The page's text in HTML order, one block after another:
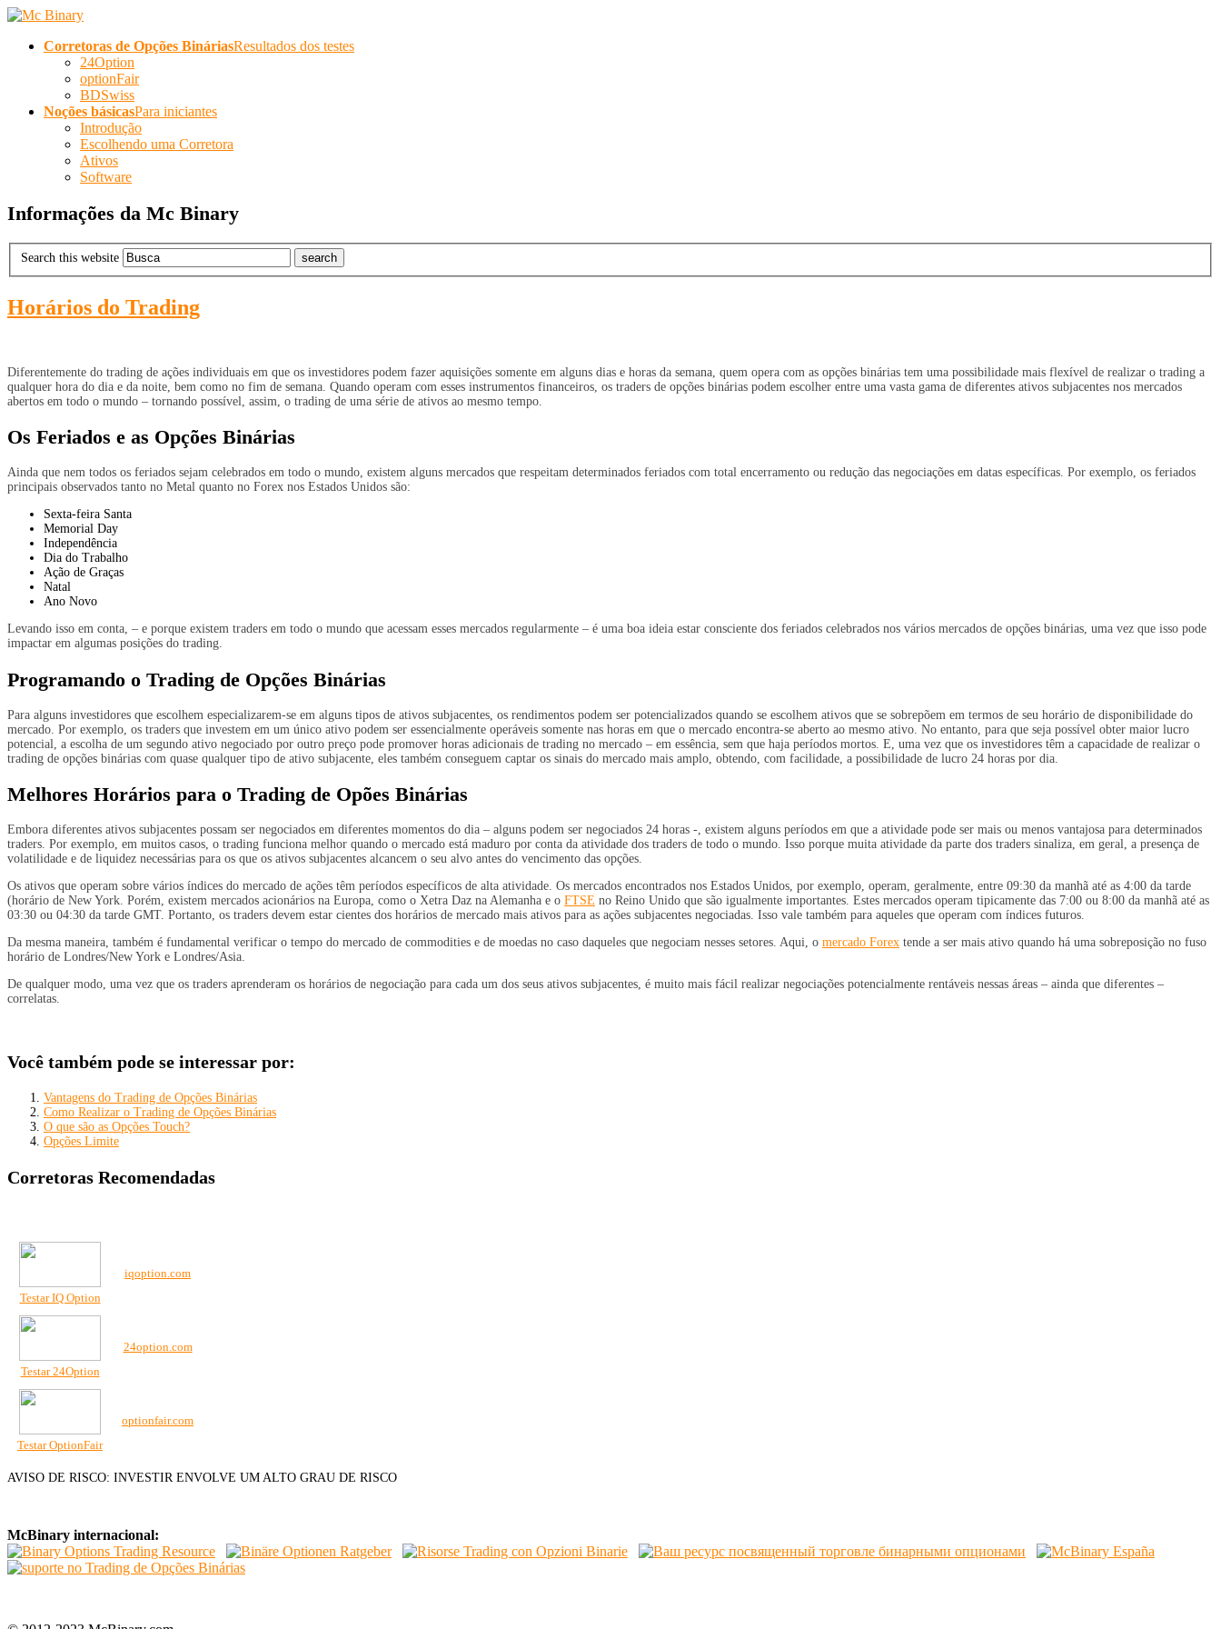
Corretoras de Opções BináriasResultados dos testes
24Option
optionFair
BDSwiss
Noções básicasPara iniciantes
Introdução
Escolhendo uma Corretora
Ativos
Software
Informações da Mc Binary
Search this website
Horários do Trading
Diferentemente do trading de ações individuais em que os investidores podem fazer aquisições somente em alguns dias e horas da semana, quem opera com as opções binárias tem uma possibilidade mais flexível de realizar o trading a
qualquer hora do dia e da noite, bem como no fim de semana. Quando operam com esses instrumentos financeiros, os traders de opções binárias podem escolher entre uma vasta gama de diferentes ativos subjacentes nos mercados
abertos em todo o mundo – tornando possível, assim, o trading de uma série de ativos ao mesmo tempo.
Os Feriados e as Opções Binárias
Ainda que nem todos os feriados sejam celebrados em todo o mundo, existem alguns mercados que respeitam determinados feriados com total encerramento ou redução das negociações em datas específicas. Por exemplo, os feriados
principais observados tanto no Metal quanto no Forex nos Estados Unidos são:
Sexta-feira Santa
Memorial Day
Independência
Dia do Trabalho
Ação de Graças
Natal
Ano Novo
Levando isso em conta, – e porque existem traders em todo o mundo que acessam esses mercados regularmente – é uma boa ideia estar consciente dos feriados celebrados nos vários mercados de opções binárias, uma vez que isso pode
impactar em algumas posições do trading.
Programando o Trading de Opções Binárias
Para alguns investidores que escolhem especializarem-se em alguns tipos de ativos subjacentes, os rendimentos podem ser potencializados quando se escolhem ativos que se sobrepõem em termos de seu horário de disponibilidade do
mercado. Por exemplo, os traders que investem em um único ativo podem ser essencialmente operáveis somente nas horas em que o mercado encontra-se aberto ao mesmo ativo. No entanto, para que seja possível obter maior lucro
potencial, a escolha de um segundo ativo negociado por outro preço pode promover horas adicionais de trading no mercado – em essência, sem que haja períodos mortos. E, uma vez que os investidores têm a capacidade de realizar o
trading de opções binárias com quase qualquer tipo de ativo subjacente, eles também conseguem captar os sinais do mercado mais amplo, obtendo, com facilidade, a possibilidade de lucro 24 horas por dia.
Melhores Horários para o Trading de Opões Binárias
Embora diferentes ativos subjacentes possam ser negociados em diferentes momentos do dia – alguns podem ser negociados 24 horas -, existem alguns períodos em que a atividade pode ser mais ou menos vantajosa para determinados
traders. Por exemplo, em muitos casos, o trading funciona melhor quando o mercado está maduro por conta da atividade dos traders de todo o mundo. Isso porque muita atividade da parte dos traders sinaliza, em geral, a presença de
volatilidade e de liquidez necessárias para os que os ativos subjacentes alcancem o seu alvo antes do vencimento das opções.
Os ativos que operam sobre vários índices do mercado de ações têm períodos específicos de alta atividade. Os mercados encontrados nos Estados Unidos, por exemplo, operam, geralmente, entre 09:30 da manhã até as 4:00 da tarde
(horário de New York. Porém, existem mercados acionários na Europa, como o Xetra Daz na Alemanha e o FTSE no Reino Unido que são igualmente importantes. Estes mercados operam tipicamente das 7:00 ou 8:00 da manhã até as
03:30 ou 04:30 da tarde GMT. Portanto, os traders devem estar cientes dos horários de mercado mais ativos para as ações subjacentes negociadas. Isso vale também para aqueles que operam com índices futuros.
Da mesma maneira, também é fundamental verificar o tempo do mercado de commodities e de moedas no caso daqueles que negociam nesses setores. Aqui, o mercado Forex tende a ser mais ativo quando há uma sobreposição no fuso
horário de Londres/New York e Londres/Asia.
De qualquer modo, uma vez que os traders aprenderam os horários de negociação para cada um dos seus ativos subjacentes, é muito mais fácil realizar negociações potencialmente rentáveis nessas áreas – ainda que diferentes –
correlatas.
Você também pode se interessar por:
Vantagens do Trading de Opções Binárias
Como Realizar o Trading de Opções Binárias
O que são as Opções Touch?
Opções Limite
Corretoras Recomendadas
Testar IQ Option
iqoption.com
Testar 24Option
24option.com
Testar OptionFair
optionfair.com
AVISO DE RISCO: INVESTIR ENVOLVE UM ALTO GRAU DE RISCO
McBinary internacional: